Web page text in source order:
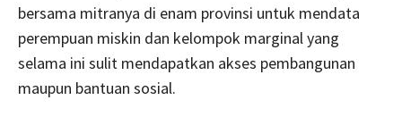
bersama mitranya di enam provinsi untuk mendata
perempuan miskin dan kelompok marginal yang
selama ini sulit mendapatkan akses pembangunan
maupun bantuan sosial.